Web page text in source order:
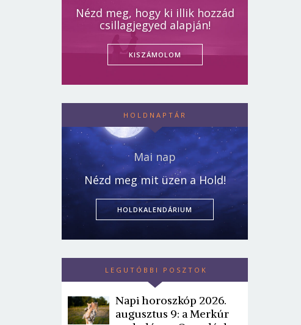
Nézd meg, hogy ki illik hozzád
csillagjegyed alapján!
KISZÁMOLOM
HOLDNAPTÁR
Mai nap
Nézd meg mit üzen a Hold!
HOLDKALENDÁRIUM
LEGUTÓBBI POSZTOK
Napi horoszkóp 2026.
augusztus 9: a Merkúr